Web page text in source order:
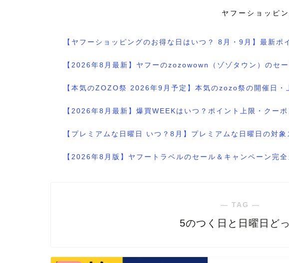
ヤフーショッピ
【ヤフーショッピングのお得な日はいつ？ 8月・9月】最新
【2026年8月最新】ヤフーのzozowown（ゾゾタウン）のセ
【本気のZOZO祭 2026年9月予定】本気のzozo祭の開催日・
【2026年8月最新】爆買WEEKはいつ？ポイント上限・クー
【プレミアムな日曜日 いつ？8月】プレミアムな日曜日の対
【2026年8月版】ヤフートラベルのセール＆キャンペーン完
― TAG ―
5のつく日と日曜日ど